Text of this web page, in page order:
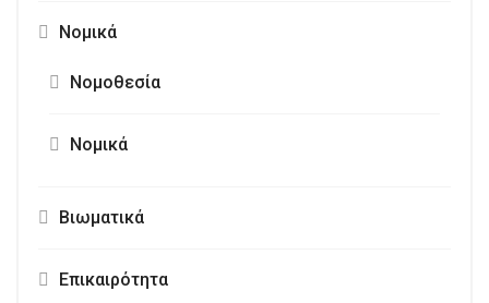
Νομικά
Νομοθεσία
Νομικά
Βιωματικά
Επικαιρότητα